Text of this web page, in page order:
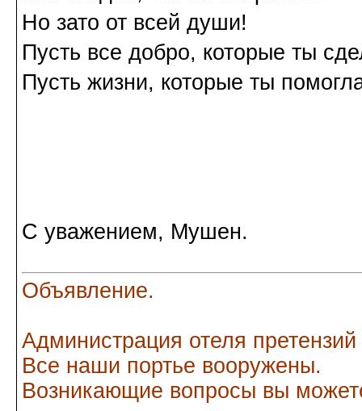
Но зато от всей души!
Пусть все добро, которые ты
Пусть жизни, которые ты
С уважением, Мушен.
Объявление.
Администрация отеля
Все наши портье вооружены.
Возникающие вопросы вы